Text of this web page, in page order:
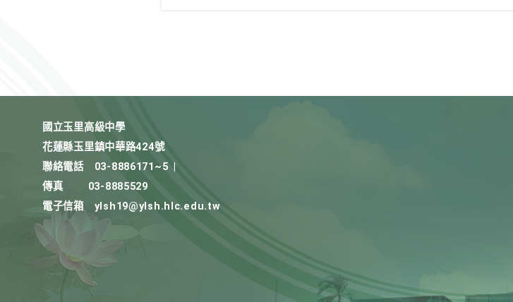
國立玉里高級中學
花蓮縣玉里鎮中華路424號
聯絡電話
03-8886171~5
傳真
03-8885529
電子信箱
ylsh19@ylsh.hlc.edu.tw